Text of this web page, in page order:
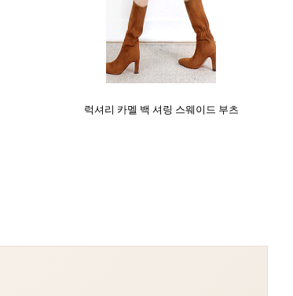
럭셔리 카멜 백 셔링 스웨이드 부츠